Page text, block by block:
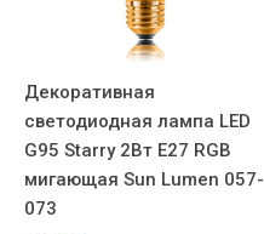
Декоративная
светодиодная лампа LED
G95 Starry 2Вт E27 RGB
мигающая Sun Lumen 057-
073